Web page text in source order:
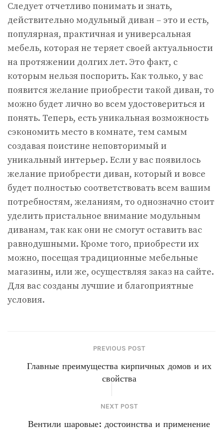
Следует отчетливо понимать и знать,
действительно модульный диван – это и есть,
популярная, практичная и универсальная
мебель, которая не теряет своей актуальности
на протяжении долгих лет. Это факт, с
которым нельзя поспорить. Как только, у вас
появится желание приобрести такой диван, то
можно будет лично во всем удостовериться и
понять. Теперь, есть уникальная возможность
сэкономить место в комнате, тем самым
создавая поистине неповторимый и
уникальный интерьер. Если у вас появилось
желание приобрести диван, который и вовсе
будет полностью соответствовать всем вашим
потребностям, желаниям, то однозначно стоит
уделить пристальное внимание модульным
диванам, так как они не смогут оставить вас
равнодушными. Кроме того, приобрести их
можно, посещая традиционные мебельные
магазины, или же, осуществляя заказ на сайте.
Для вас созданы лучшие и благоприятные
условия.
PREVIOUS POST
Главные преимущества кирпичных домов и их
свойства
NEXT POST
Вентили шаровые: достоинства и применение